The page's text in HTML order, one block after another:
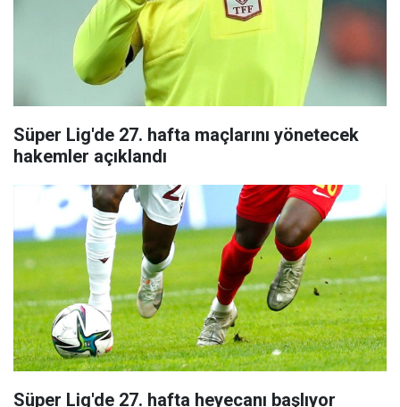
Süper Lig'de 27. hafta maçlarını yönetecek
hakemler açıklandı
Süper Lig'de 27. hafta heyecanı başlıyor